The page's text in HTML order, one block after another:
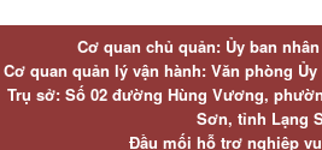
Cơ quan chủ quản: Ủy ban
Cơ quan quản lý vận hành: Văn phòng
Trụ sở: Số 02 đường Hùng Vương,
Sơn, tỉnh Lạng
Đầu mối hỗ trợ nghiệp